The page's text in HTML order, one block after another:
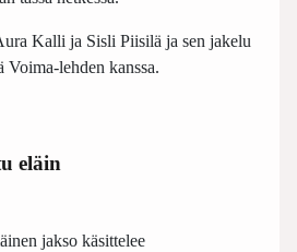
Kalli ja Sisli Piisilä ja sen jakelu
Voima-lehden kanssa.
eläin
jakso käsittelee